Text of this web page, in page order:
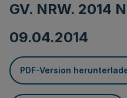
GV. NRW. 2014
09.04.2014
PDF-Version